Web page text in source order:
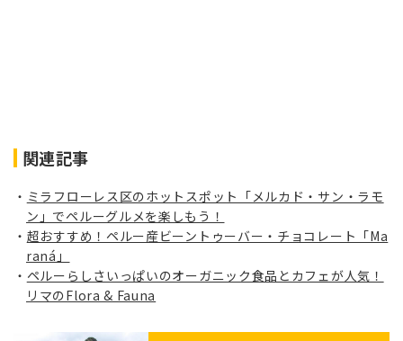
関連記事
ミラフローレス区のホットスポット「メルカド・サン・ラモ
ン」でペルーグルメを楽しもう！
超おすすめ！ペルー産ビーントゥーバー・チョコレート「Ma
raná」
ペルーらしさいっぱいのオーガニック食品とカフェが人気！
リマのFlora & Fauna